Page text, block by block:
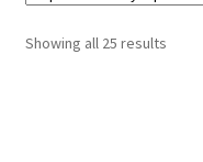
Профил
Showing all 25 resultsSorted